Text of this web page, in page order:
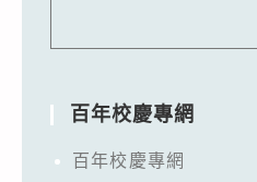
百年校慶專網
百年校慶專網